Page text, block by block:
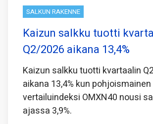
SALKUN RAKENNE
Kaizun salkku tuotti
Q2/2026 aikana 13,4%
Kaizun salkku tuotti kvartaalin
aikana 13,4% kun pohjoismainen
vertailuindeksi OMXN40 nousi
ajassa 3,9%.